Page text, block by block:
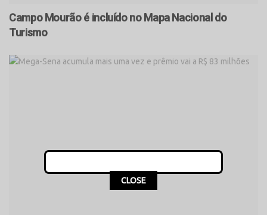
Campo Mourão é incluído no Mapa Nacional do
Turismo
CLOSE